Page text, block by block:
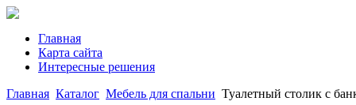
Главная
Карта сайта
Интересные решения
Главная Каталог Мебель для спальни Туалетный столик с